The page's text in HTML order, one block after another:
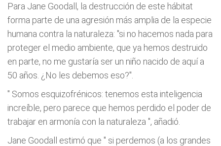
Para Jane Goodall, la destrucción de este hábitat
forma parte de una agresión más amplia de la especie
humana contra la naturaleza: "si no hacemos nada para
proteger el medio ambiente, que ya hemos destruido
en parte, no me gustaría ser un niño nacido de aquí a
50 años. ¿No les debemos eso?".
" Somos esquizofrénicos: tenemos esta inteligencia
increíble, pero parece que hemos perdido el poder de
trabajar en armonía con la naturaleza ", añadió.
Jane Goodall estimó que " si perdemos (a los grandes